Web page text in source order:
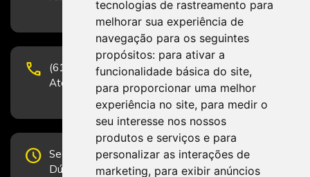
tecnologias de rastreamento para
melhorar sua experiência de
navegação para os seguintes
propósitos: para ativar a
funcionalidade básica do site,
para proporcionar uma melhor
experiência no site, para medir o
seu interesse nos nossos
produtos e serviços e para
personalizar as interações de
marketing, para exibir anúncios
phone
(61) 3223-1652 e (61) 98131-3801.
Atendimento por telefone em horário comercial
schedule Segunda-feira a Sexta-feira de 12h às 19h.
Dúvidas e sugestões pelo Fale Conosco.